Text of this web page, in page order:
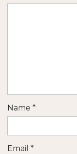
Name *
Email *